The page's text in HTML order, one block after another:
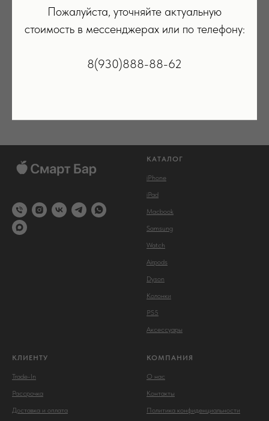
Мышь Apple Magic Mouse Черная
9 990 р.
Мышь Apple Magic Mouse
9 990 р.
КАТАЛОГ
iPhone
iPad
Macbook
Samsung
Watch
Airpods
Dyson
Колонки
PS5
Аксессуары
КЛИЕНТУ
Trade-In
Рассрочка
Доставка и оплата
КОМПАНИЯ
О нас
Контакты
Политика конфиденциальности
Пожалуйста, уточняйте актуальную
стоимость в мессенджерах или по телефону:
8(930)888-88-62